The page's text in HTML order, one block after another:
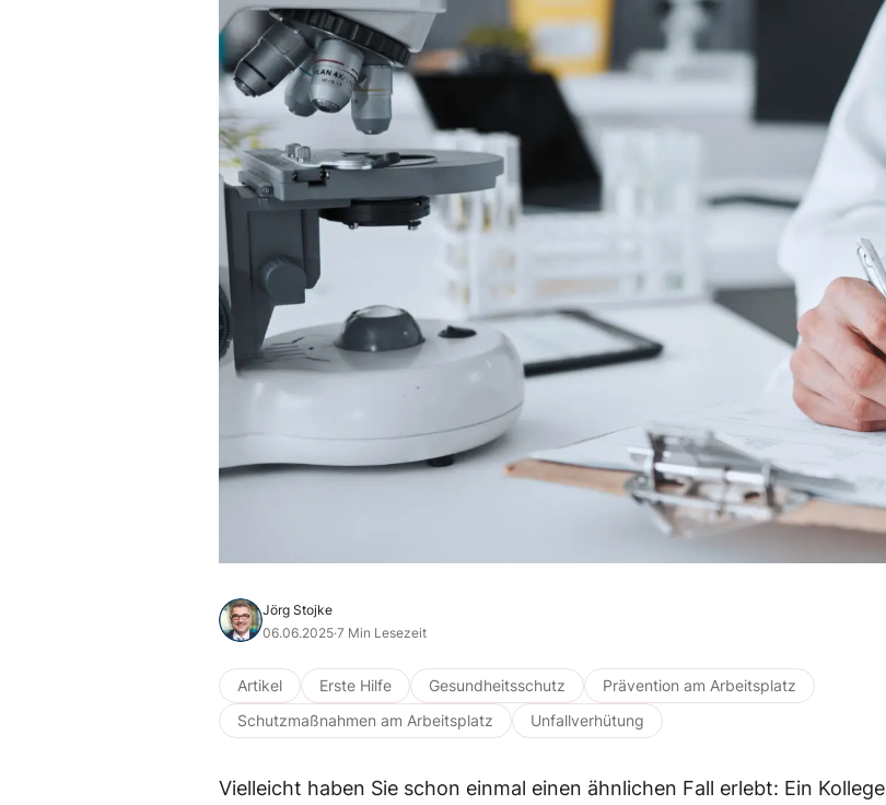
Jörg Stojke
06.06.2025·7 Min Lesezeit
Artikel Erste Hilfe Gesundheitsschutz
Prävention am Arbeitsplatz
Schutzmaßnahmen am Arbeitsplatz
Unfallverhütung
Vielleicht haben Sie schon einmal einen ähnlichen Fall erlebt: Ein Kollege